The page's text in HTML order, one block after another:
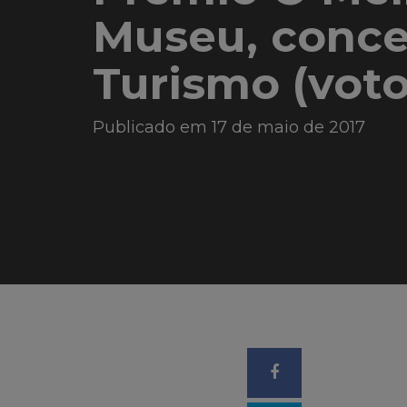
Museu,
Turismo
Publicado em 17 de maio de 2017
Compartilhar